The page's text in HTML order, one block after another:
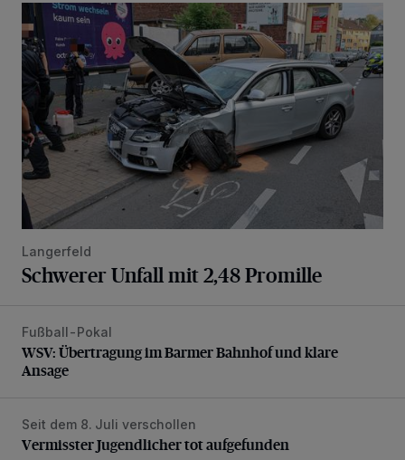
Schwerer Unfall mit 2,48 Promille
Langerfeld
Schwerer Unfall mit 2,48 Promille
WSV: Übertragung im Barmer Bahnhof und klare Ansage
Fußball-Pokal
WSV: Übertragung im Barmer Bahnhof und klare
Ansage
Vermisster Jugendlicher tot aufgefunden
Seit dem 8. Juli verschollen
Vermisster Jugendlicher tot aufgefunden